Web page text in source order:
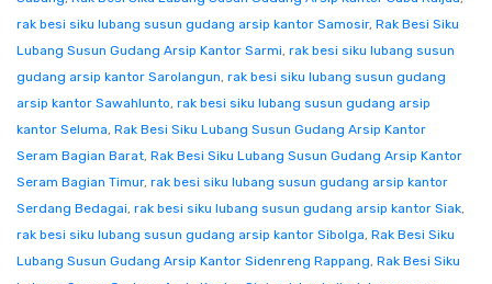
rak besi siku lubang susun gudang arsip kantor Samosir, Rak Besi Siku
Lubang Susun Gudang Arsip Kantor Sarmi, rak besi siku lubang susun
gudang arsip kantor Sarolangun, rak besi siku lubang susun gudang
arsip kantor Sawahlunto, rak besi siku lubang susun gudang arsip
kantor Seluma, Rak Besi Siku Lubang Susun Gudang Arsip Kantor
Seram Bagian Barat, Rak Besi Siku Lubang Susun Gudang Arsip Kantor
Seram Bagian Timur, rak besi siku lubang susun gudang arsip kantor
Serdang Bedagai, rak besi siku lubang susun gudang arsip kantor Siak,
rak besi siku lubang susun gudang arsip kantor Sibolga, Rak Besi Siku
Lubang Susun Gudang Arsip Kantor Sidenreng Rappang, Rak Besi Siku